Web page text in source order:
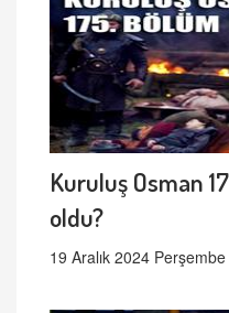
Kuruluş Osman
oldu?
19 Aralık 2024 Perşembe